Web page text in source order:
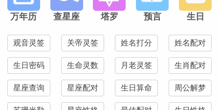
万年历 查星座 塔罗 预言 生日
观音灵签 关帝灵签 姓名打分 姓名配对
生日密码 生命灵数 月老灵签 生肖配对
星座查询 星座配对 生日算命 周公解梦